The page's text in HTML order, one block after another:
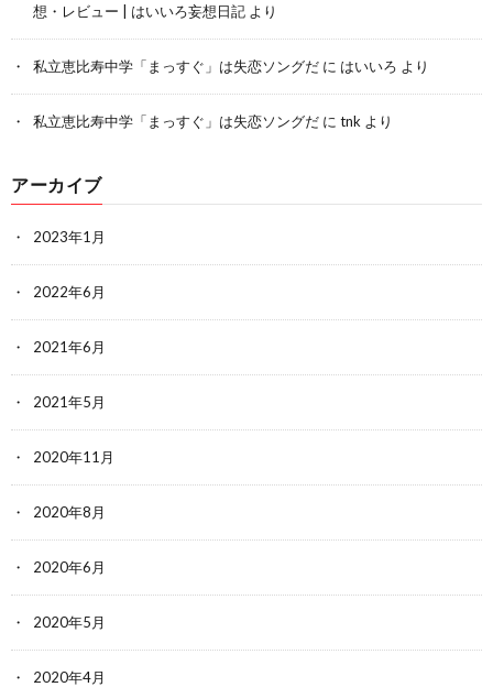
想・レビュー | はいいろ妄想日記 より
私立恵比寿中学「まっすぐ」は失恋ソングだ に はいいろ より
私立恵比寿中学「まっすぐ」は失恋ソングだ に tnk より
アーカイブ
2023年1月
2022年6月
2021年6月
2021年5月
2020年11月
2020年8月
2020年6月
2020年5月
2020年4月